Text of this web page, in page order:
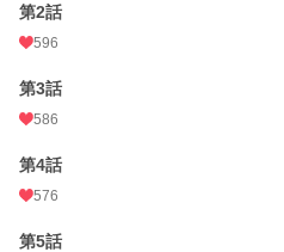
その凄さに気が付かないのは本人のみ
「えっ？ 俺の治癒魔法が凄いって？ お
小説
第2話
596
第3話
586
第4話
576
第5話